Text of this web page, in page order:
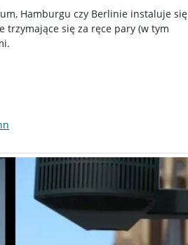
Hamburgu czy Berlinie instaluje się
trzymające się za ręce pary (w tym